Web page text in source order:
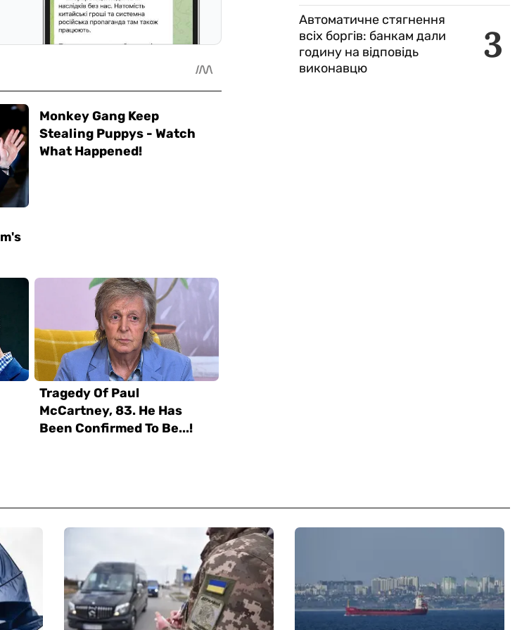
3
Автоматичне стягнення
всіх боргів: банкам дали
годину на відповідь
виконавцю